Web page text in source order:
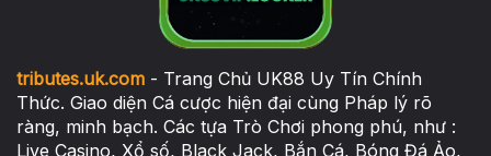
tributes.uk.com - Trang Chủ UK88 Uy Tín Chính
Thức. Giao diện Cá cược hiện đại cùng Pháp lý rõ
ràng, minh bạch. Các tựa Trò Chơi phong phú, như :
Live Casino, Xổ số, Black Jack, Bắn Cá, Bóng Đá Ảo,